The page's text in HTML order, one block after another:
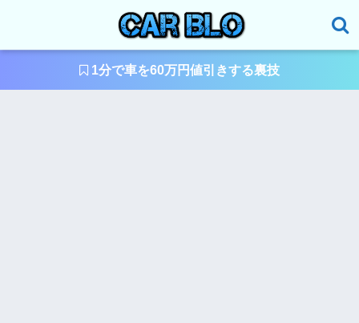
1分で車を60万円値引きする裏技